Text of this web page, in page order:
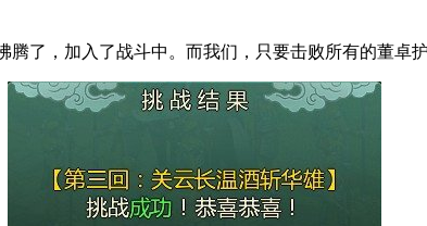
，加入了战斗中。而我们，只要击败所有的董卓护